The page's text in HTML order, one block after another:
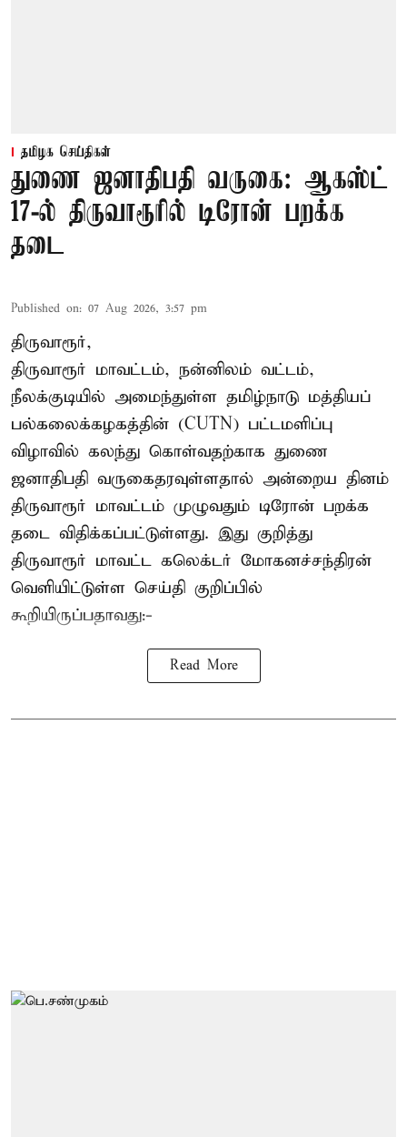
தமிழக செய்திகள்
துணை ஜனாதிபதி வருகை: ஆகஸ்ட்
17-ல் திருவாரூரில் டிரோன் பறக்க
தடை
Published on: 07 Aug 2026, 3:57 pm
திருவாரூர்,
திருவாரூர் மாவட்டம், நன்னிலம் வட்டம்,
நீலக்குடியில் அமைந்துள்ள தமிழ்நாடு மத்தியப்
பல்கலைக்கழகத்தின் (CUTN) பட்டமளிப்பு
விழாவில் கலந்து கொள்வதற்காக துணை
ஜனாதிபதி வருகைதரவுள்ளதால் அன்றைய தினம்
திருவாரூர் மாவட்டம் முழுவதும் டிரோன் பறக்க
தடை விதிக்கப்பட்டுள்ளது. இது குறித்து
திருவாரூர் மாவட்ட கலெக்டர் மோகனச்சந்திரன்
வெளியிட்டுள்ள செய்தி குறிப்பில்
கூறியிருப்பதாவது:-
Read More